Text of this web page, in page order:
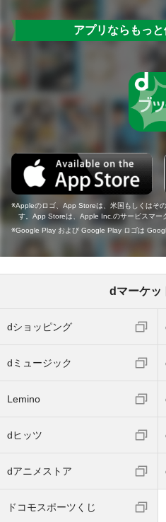
アプリならもっと
Appleのロゴ、App Storeは、米国もしくはそ
す。App Storeは、Apple Inc.のサービスマー
Google Play および Google Play ロゴは
dマーケッ
dショッピング
dミュージック
Lemino
dヒッツ
dアニメストア
ドコモスポーツくじ